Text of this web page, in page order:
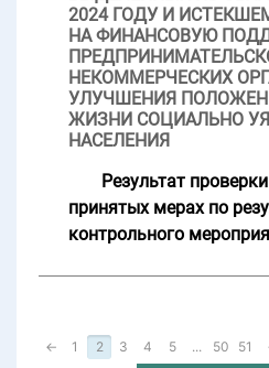
2024 ГОДУ И
НА ФИНАНСОВУЮ
НЕКОММЕРЧЕСКИХ
УЛУЧШЕНИЯ
ЖИЗНИ СОЦИАЛЬНО
НАСЕЛЕНИЯ
Результат проверки
принятых мерах по
контрольного
← 1 2 3 4 5 ... 50 51